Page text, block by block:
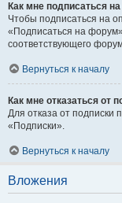
Как мне подписаться
Чтобы подписаться на
«Подписаться на
соответствующего
Вернуться к началу
Как мне отказаться от
Для отказа от подписки
«Подписки».
Вернуться к началу
Вложения